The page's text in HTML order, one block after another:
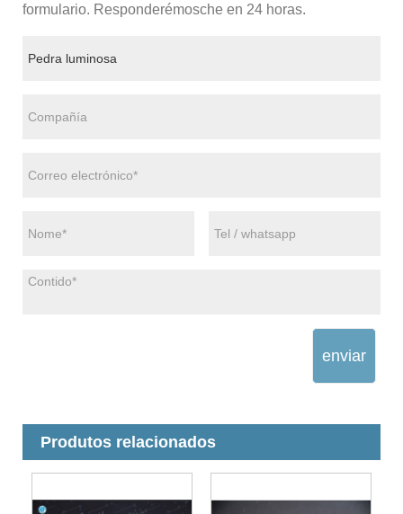
formulario. Responderémosche en 24 horas.
enviar
Produtos relacionados